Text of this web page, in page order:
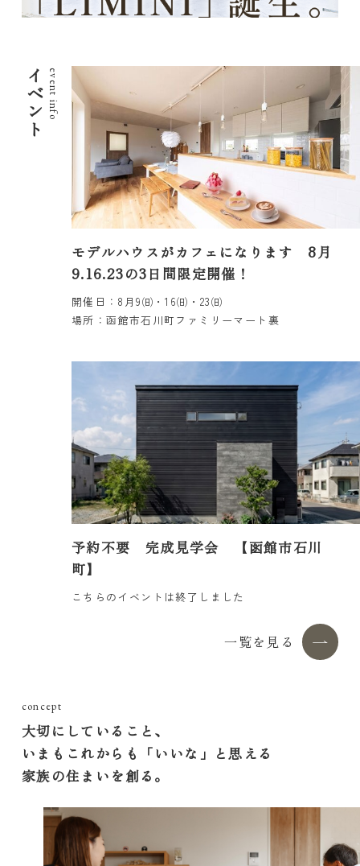
event info
イベント
モデルハウスがカフェになります 8月
9.16.23の3日間限定開催！
開催日：8月9㈰・16㈰・23㈰
場所：函館市石川町ファミリーマート裏
予約不要 完成見学会 【函館市石川
町】
こちらのイベントは終了しました
一覧を見る
concept
大切にしていること、
いまもこれからも「いいな」と思える
家族の住まいを創る。